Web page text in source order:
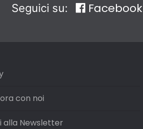
Seguici su: Facebook
con noi
alla Newsletter